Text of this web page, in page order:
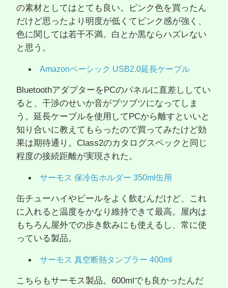
の素材としてはとても良い。ピンク色を買ったん
だけど思ったより明度が低くてピンク感が強く、
色に関しては若干不満。白とか黒ならハズレない
と思う。
Amazonベーシック USB2.0延長ケーブル
BluetoothアダプターをPCのパネルに直差ししてい
ると、干渉のせいか音がブツブツになってしま
う。延長ケーブルを使用してPCから離すといいと
知り合いに教えてもらったので買ってみたけど効
果は期待通り。Class2のカタログスペックと同じ
程度の接続距離が実現された。
サーモス 保冷缶ホルダー 350ml缶用
缶チューハイやビールをよく飲むんだけど、これ
に入れると温度をかなり維持できて最高。屋内は
もちろん屋外での歩き飲みにも使えるし、常に使
っている製品。
サーモス 真空断熱タンブラー 400ml
こちらもサーモス製品。600mlでも良かったんだ